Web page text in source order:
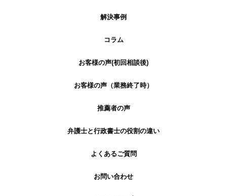
解決事例
コラム
お客様の声(初回相談後)
お客様の声（業務終了時）
推薦者の声
弁護士と行政書士の役割の違い
よくあるご質問
お問い合わせ